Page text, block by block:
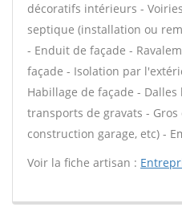
décoratifs intérieurs -
septique (installation ou
- Enduit de façade -
façade - Isolation par
Habillage de façade -
transports de gravats -
construction garage, etc) -
Voir la fiche artisan :